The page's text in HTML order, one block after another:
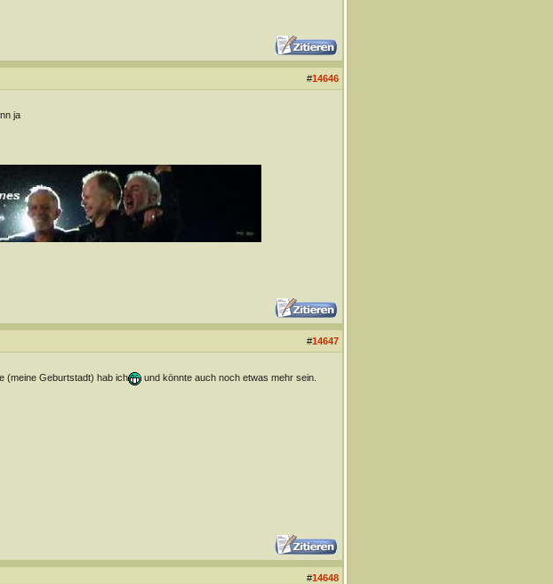
#14646
ja
#14647
(meine Geburtstadt) hab ich und könnte auch noch etwas mehr sein.
#14648